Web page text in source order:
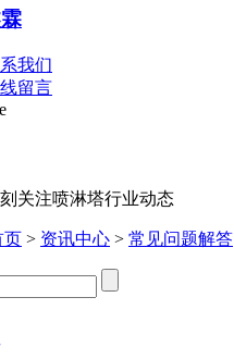
我们
留言
关注喷淋塔行业动态
页 > 资讯中心 > 常见问题解答